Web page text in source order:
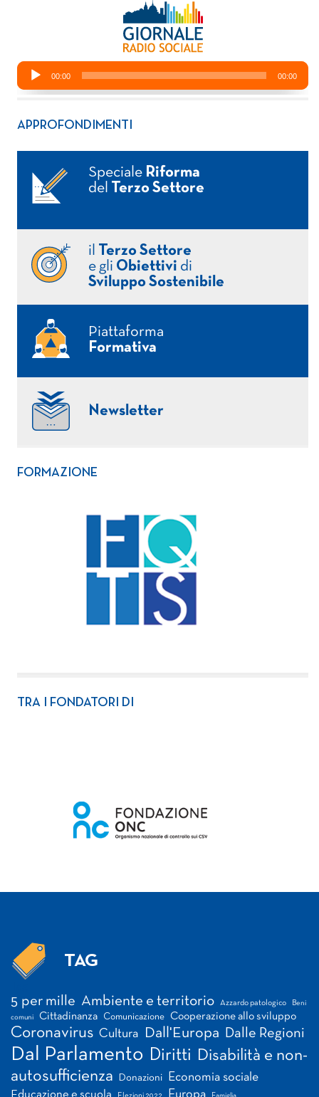
APPROFONDIMENTI
Speciale Riforma
del
Terzo Settore
il
Terzo Settore
e gli Obiettivi di
Sviluppo Sostenibile
Piattaforma
Formativa
Newsletter
FORMAZIONE
TRA I FONDATORI DI
TAG
5 per mille Ambiente e territorio Azzardo patologico Beni
comuni Cittadinanza Comunicazione Cooperazione allo sviluppo
Coronavirus Cultura Dall'Europa Dalle Regioni
Dal Parlamento Diritti Disabilità e non-
autosufficienza
Donazioni Economia sociale
Educazione e scuola